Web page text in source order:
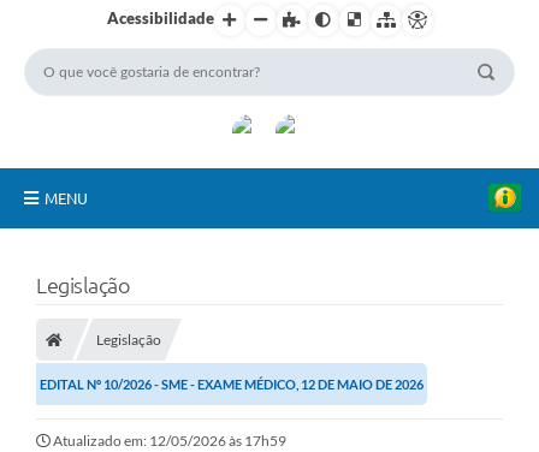
Acessibilidade
MENU
Secretarias
Transparência
Turismo
SIC
Legislação
Legislação
EDITAL Nº 10/2026 - SME - EXAME MÉDICO, 12 DE MAIO DE 2026
Atualizado em: 12/05/2026 às 17h59